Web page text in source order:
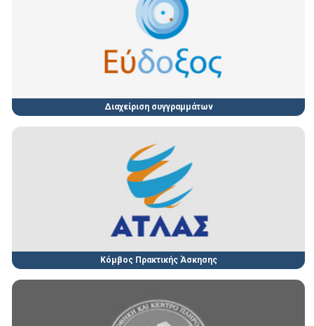
Διαχείριση συγγραμμάτων
Κόμβος Πρακτικής Άσκησης